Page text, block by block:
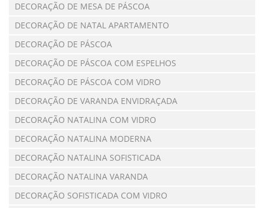
DECORAÇÃO DE MESA DE PÁSCOA
DECORAÇÃO DE NATAL APARTAMENTO
DECORAÇÃO DE PÁSCOA
DECORAÇÃO DE PÁSCOA COM ESPELHOS
DECORAÇÃO DE PÁSCOA COM VIDRO
DECORAÇÃO DE VARANDA ENVIDRAÇADA
DECORAÇÃO NATALINA COM VIDRO
DECORAÇÃO NATALINA MODERNA
DECORAÇÃO NATALINA SOFISTICADA
DECORAÇÃO NATALINA VARANDA
DECORAÇÃO SOFISTICADA COM VIDRO